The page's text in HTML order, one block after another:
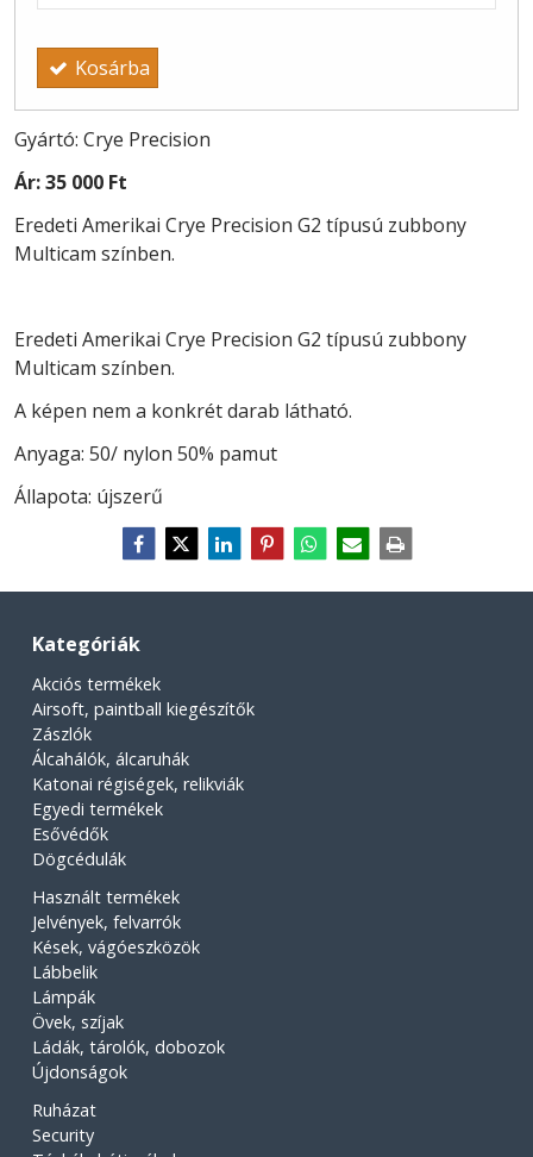
Kosárba
Gyártó: Crye Precision
Ár:35 000 Ft
Eredeti Amerikai Crye Precision G2 típusú zubbony
Multicam színben.
Eredeti Amerikai Crye Precision G2 típusú zubbony
Multicam színben.
A képen nem a konkrét darab látható.
Anyaga: 50/ nylon 50% pamut
Állapota: újszerű
Kategóriák
Akciós termékek
Airsoft, paintball kiegészítők
Zászlók
Álcahálók, álcaruhák
Katonai régiségek, relikviák
Egyedi termékek
Esővédők
Dögcédulák
Használt termékek
Jelvények, felvarrók
Kések, vágóeszközök
Lábbelik
Lámpák
Övek, szíjak
Ládák, tárolók, dobozok
Újdonságok
Ruházat
Security